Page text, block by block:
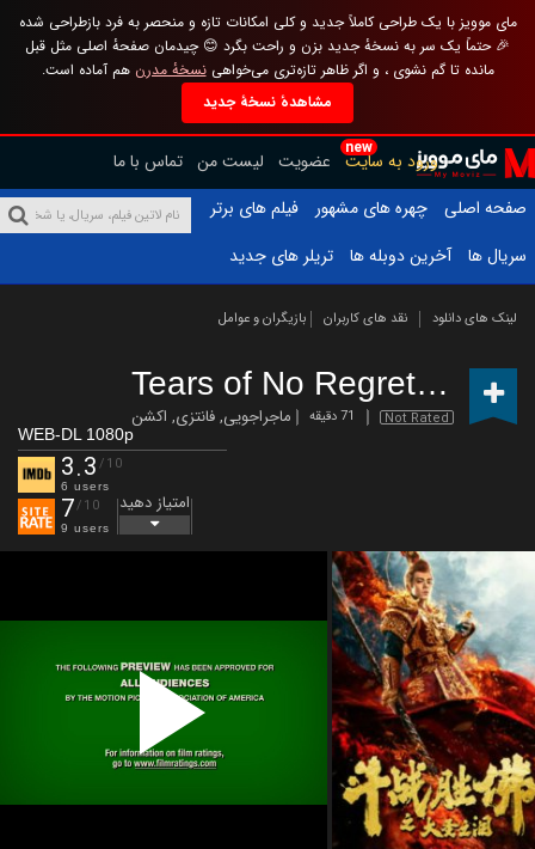
مای موویز با یک طراحی کاملاً جدید و کلی امکانات تازه و منحصر به فرد بازطراحی شده
🎉 حتماً یک سر به نسخهٔ جدید بزن و راحت بگرد 😊 چیدمان صفحهٔ اصلی مثل قبل
مانده تا گم نشوی ، و اگر ظاهر تازه‌تری می‌خواهینسخهٔ مدرن هم آماده است.
مشاهدهٔ نسخهٔ جدید
new
ورود به سایت عضویت لیست من تماس با ما
صفحه اصلی
چهره های مشهور
فیلم های برتر
سریال ها
آخرین دوبله ها تریلر های جدید
لینک های دانلود نقد های کاربران بازیگران و عوامل
Tears of No Regret(2020)
Not Rated 71 دقیقه ماجراجویی,فانتزی, اکشن
WEB-DL 1080p
3.3 /10
6 users
7/10
9 users
امتیاز دهید
Play